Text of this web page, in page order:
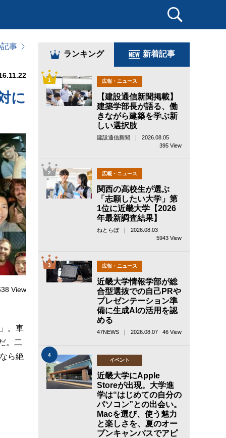
事
に
View
。車
。二
ら絶
ランキング 新着記事
1 広報・ニュース
【建設通信新聞掲載】
建築学部長が語る、働
きながら建築を学ぶ新
しい選択肢
建設通信新聞 ｜ 2026.08.05
395 View
2 広報・ニュース
関西の高校生が選ぶ
「志願したい大学」第
1位に近畿大学【2026
年最新調査結果】
ねとらぼ ｜ 2026.08.03
5943 View
3 広報・ニュース
近畿大学情報学部が総
合型選抜での自己PRや
プレゼンテーション準
備に生成AIの活用を認
める
47NEWS ｜ 2026.08.07 46 View
4
イベント
近畿大学にApple
Storeが出現。大学進
学は“はじめての自分の
パソコン”との出会い。
Macを選び、使う魅力
と楽しさを、夏のオー
プンキャンパスでアピ